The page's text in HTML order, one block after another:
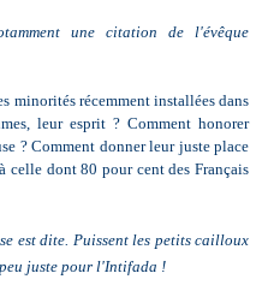
une citation de l'évêque
minorités récemment installées dans
leur esprit ? Comment honorer
? Comment donner leur juste place
celle dont 80 pour cent des Français
est dite. Puissent les petits cailloux
juste pour l'Intifada !